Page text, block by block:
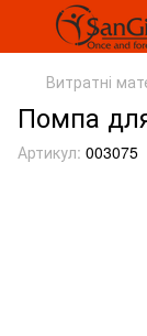
Витратні
Помпа
Артикул: 003075